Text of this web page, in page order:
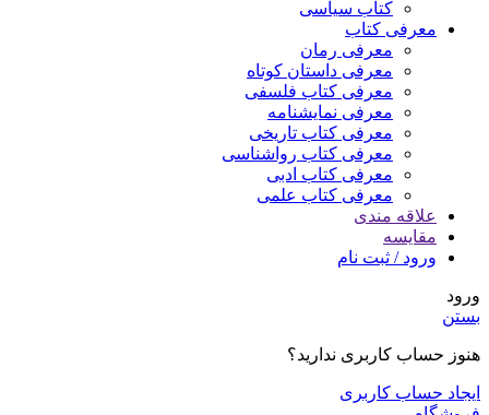
کتاب سیاسی
معرفی کتاب
معرفی رمان
معرفی داستان کوتاه
معرفی کتاب فلسفی
معرفی نمایشنامه
معرفی کتاب تاریخی
معرفی کتاب رواشناسی
معرفی کتاب ادبی
معرفی کتاب علمی
علاقه مندی
مقایسه
ورود / ثبت نام
ورود
بستن
هنوز حساب کاربری ندارید؟
ایجاد حساب کاربری